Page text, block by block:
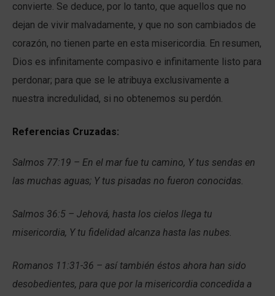
convierte. Se deduce, por lo tanto, que aquellos que no
dejan de vivir malvadamente, y que no son cambiados de
corazón, no tienen parte en esta misericordia. En resumen,
Dios es infinitamente compasivo e infinitamente listo para
perdonar; para que se le atribuya exclusivamente a
nuestra incredulidad, si no obtenemos su perdón.
Referencias Cruzadas:
Salmos 77:19 – En el mar fue tu camino, Y tus sendas en
las muchas aguas; Y tus pisadas no fueron conocidas.
Salmos 36:5 – Jehová, hasta los cielos llega tu
misericordia, Y tu fidelidad alcanza hasta las nubes.
Romanos 11:31-36 – así también éstos ahora han sido
desobedientes, para que por la misericordia concedida a